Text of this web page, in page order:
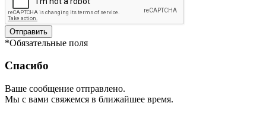
Отправить
*Обязательные поля
Спасибо
Ваше сообщение отправлено.
Мы с вами свяжемся в ближайшее время.